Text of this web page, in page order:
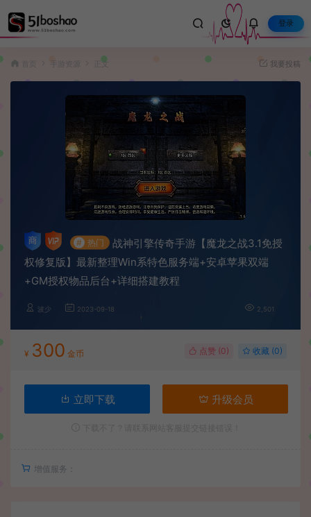
登录
手游资源 正文 我要投稿
# 热门
战神引擎传奇手游【魔龙之战3.1免授
权修复版】最新整理Win系特色服务端+安卓苹果双端
+GM授权物品后台+详细搭建教程
波少 2023-09-18 2,501
¥ 300 金币 点赞 (0) 收藏 (0)
立即下载 升级会员
增值服务：